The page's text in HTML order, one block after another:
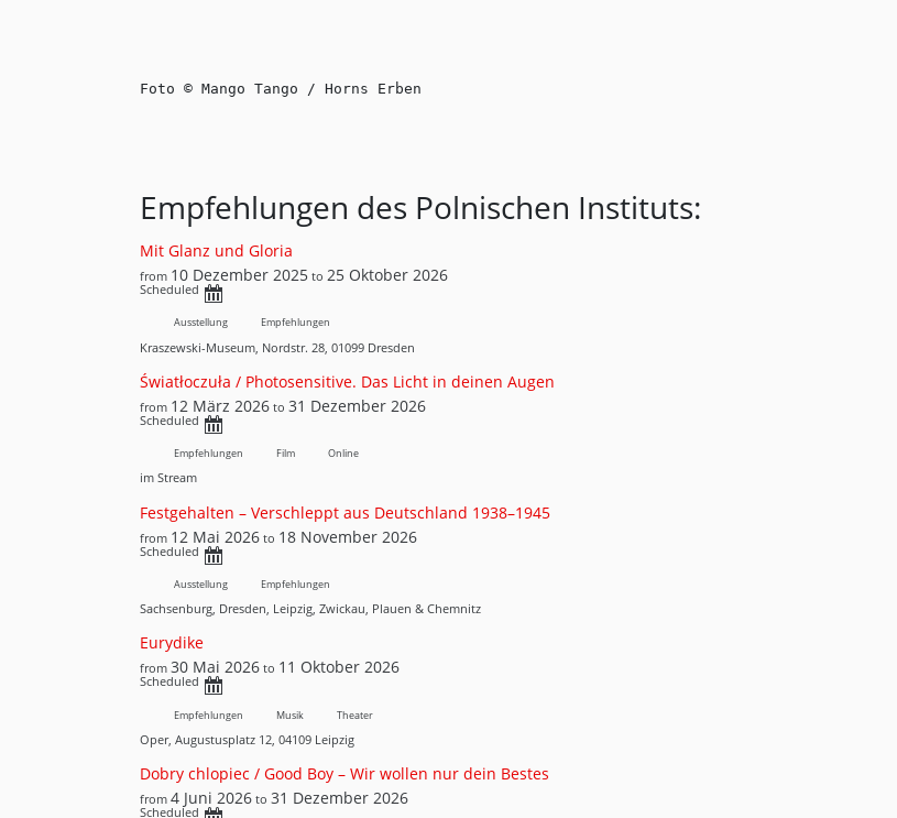
Foto © Mango Tango / Horns Erben
Empfehlungen des Polnischen Instituts:
Mit Glanz und Gloria
from 10 Dezember 2025 to 25 Oktober 2026
Scheduled
Ausstellung Empfehlungen
Kraszewski-Museum, Nordstr. 28, 01099 Dresden
Światłoczuła / Photosensitive. Das Licht in deinen Augen
from 12 März 2026 to 31 Dezember 2026
Scheduled
Empfehlungen Film Online
im Stream
Festgehalten – Verschleppt aus Deutschland 1938–1945
from 12 Mai 2026 to 18 November 2026
Scheduled
Ausstellung Empfehlungen
Sachsenburg, Dresden, Leipzig, Zwickau, Plauen & Chemnitz
Eurydike
from 30 Mai 2026 to 11 Oktober 2026
Scheduled
Empfehlungen Musik Theater
Oper, Augustusplatz 12, 04109 Leipzig
Dobry chlopiec / Good Boy – Wir wollen nur dein Bestes
from 4 Juni 2026 to 31 Dezember 2026
Scheduled